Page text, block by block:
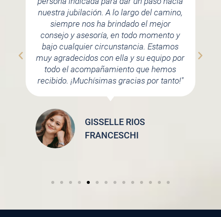
nuestra jubilación. A lo largo del camino,
siempre nos ha brindado el mejor
consejo y asesoría, en todo momento y
bajo cualquier circunstancia. Estamos
muy agradecidos con ella y su equipo por
todo el acompañamiento que hemos
recibido. ¡Muchísimas gracias por tanto!"
GISSELLE RIOS
FRANCESCHI